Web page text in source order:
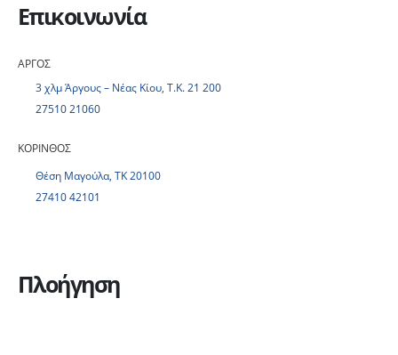
Επικοινωνία
ΑΡΓΟΣ
3 χλμ Άργους – Νέας Κίου, Τ.Κ. 21 200
27510 21060
ΚΟΡΙΝΘΟΣ
Θέση Μαγούλα, ΤΚ 20100
27410 42101
Πλοήγηση